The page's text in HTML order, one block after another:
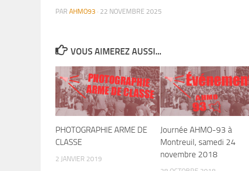
PAR AHMO93 · 22 NOVEMBRE 2025
VOUS AIMEREZ AUSSI...
PHOTOGRAPHIE
ARME DE CLASSE
PHOTOGRAPHIE ARME DE
CLASSE
2 JANVIER 2019
Journée AHMO-93 à
Montreuil, samedi 24
novembre 2018